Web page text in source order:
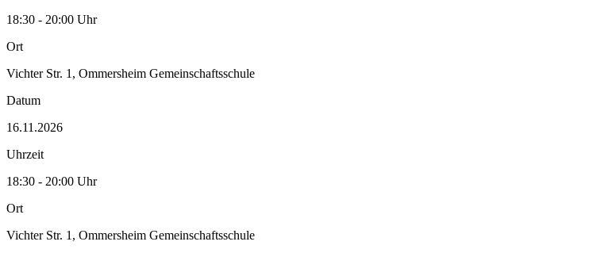
18:30 - 20:00 Uhr
Ort
Vichter Str. 1, Ommersheim Gemeinschaftsschule
Datum
16.11.2026
Uhrzeit
18:30 - 20:00 Uhr
Ort
Vichter Str. 1, Ommersheim Gemeinschaftsschule